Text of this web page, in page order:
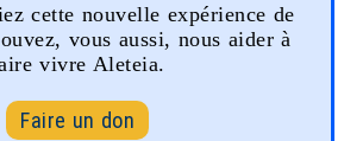
cette nouvelle expérience de
vous aussi, nous aider à
vivre Aleteia.
Faire un don